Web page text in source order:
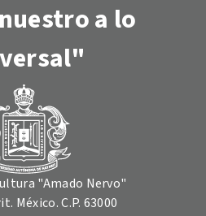
a lo
"Amado Nervo"
México. C.P. 63000